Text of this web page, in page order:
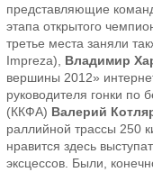
представляющие
этапа открытого
третье места заняли
Impreza), Владимир
вершины 2012»
руководителя гонки по
(ККФА) Валерий
раллийной трассы 250
нравится здесь
эксцессов. Были,